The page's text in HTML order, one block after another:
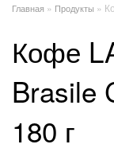
Главная » Продукты »
Кофе
Brasile
180 г